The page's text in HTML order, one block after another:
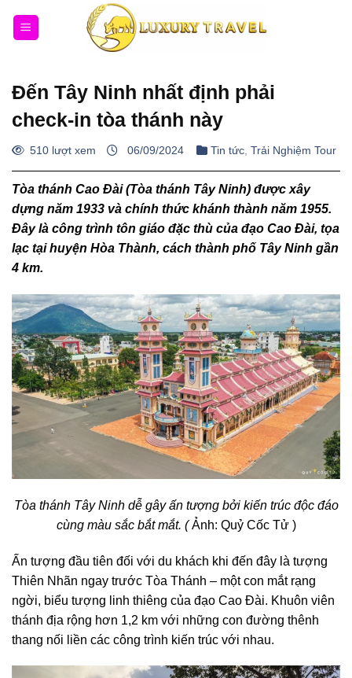
Đến Tây Ninh nhất định phải
check-in tòa thánh này
510 lượt xem 06/09/2024 Tin tức Trải Nghiệm Tour
Tòa thánh Cao Đài (Tòa thánh Tây Ninh) được xây
dựng năm 1933 và chính thức khánh thành năm 1955.
Đây là công trình tôn giáo đặc thù của đạo Cao Đài, tọa
lạc tại huyện Hòa Thành, cách thành phố Tây Ninh gần
4 km.
Tòa thánh Tây Ninh dễ gây ấn tượng bởi kiến trúc độc đáo
cùng màu sắc bắt mắt. (Ảnh: Quỷ Cốc Tử )
Ấn tượng đầu tiên đối với du khách khi đến đây là tượng
Thiên Nhãn ngay trước Tòa Thánh – một con mắt rạng
ngời, biểu tượng linh thiêng của đạo Cao Đài. Khuôn viên
thánh địa rộng hơn 1,2 km với những con đường thênh
thang nối liền các công trình kiến ​​trúc với nhau.